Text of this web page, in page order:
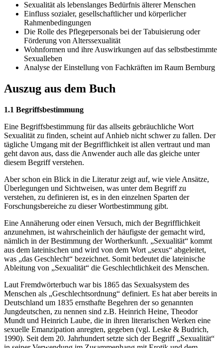
Sexualität als lebenslanges Bedürfnis älterer Menschen
Einfluss sozialer, gesellschaftlicher und körperlicher
Rahmenbedingungen
Die Rolle des Pflegepersonals bei der Tabuisierung oder
Förderung von Alterssexualität
Wohnformen und ihre Auswirkungen auf das selbstbestimmte
Sexualleben
Analyse der Einstellung von Fachkräften im Raum Bernburg
Auszug aus dem Buch
1.1 Begriffsbestimmung
Eine Begriffsbestimmung für das allseits gebräuchliche Wort
Sexualität zu finden, scheint auf Anhieb nicht schwer zu fallen. Der
tägliche Umgang mit der Begrifflichkeit ist allen vertraut und man
geht davon aus, dass die Anwender auch alle das gleiche unter
diesem Begriff verstehen.
Aber schon ein Blick in die Literatur zeigt auf, wie viele Ansätze,
Überlegungen und Sichtweisen, was unter dem Begriff zu
verstehen, zu definieren ist, es in den einzelnen Sparten der
Forschungsbereiche zu dieser Wortbestimmung gibt.
Eine Annäherung oder einen Versuch, mich der Begrifflichkeit
anzunehmen, ist wahrscheinlich der häufigste der gemacht wird,
nämlich in der Bestimmung der Wortherkunft. „Sexualität“ kommt
aus dem lateinischen und wird von dem Wort „sexus“ abgeleitet,
was „das Geschlecht“ bezeichnet. Somit bedeutet die lateinische
Ableitung von „Sexualität“ die Geschlechtlichkeit des Menschen.
Laut Fremdwörterbuch war bis 1865 das Sexualsystem des
Menschen als „Geschlechtsordnung“ definiert. Es hat aber bereits in
Deutschland um 1835 ernsthafte Begehren der so genannten
Jungdeutschen, zu nennen sind z.B. Heinrich Heine, Theodor
Mundt und Heinrich Laube, die in ihren literarischen Werken eine
sexuelle Emanzipation anregten, gegeben (vgl. Leske & Budrich,
1990). Seit dem 20. Jahrhundert setzte sich der Begriff „Sexualität“